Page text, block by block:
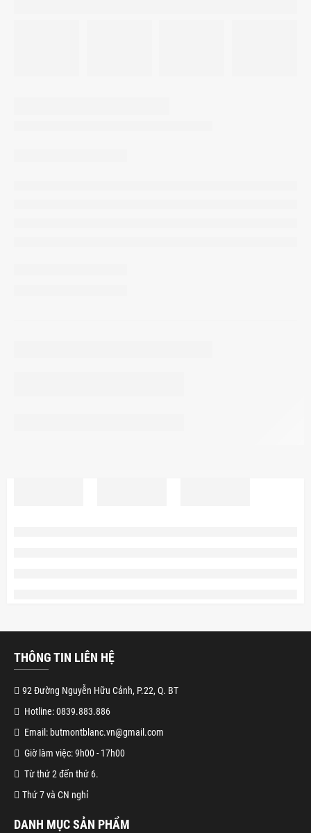
THÔNG TIN LIÊN HỆ
92 Đường Nguyễn Hữu Cảnh, P.22, Q. BT
Hotline: 0839.883.886
Email: butmontblanc.vn@gmail.com
Giờ làm việc: 9h00 - 17h00
Từ thứ 2 đến thứ 6.
Thứ 7 và CN nghỉ
DANH MỤC SẢN PHẨM